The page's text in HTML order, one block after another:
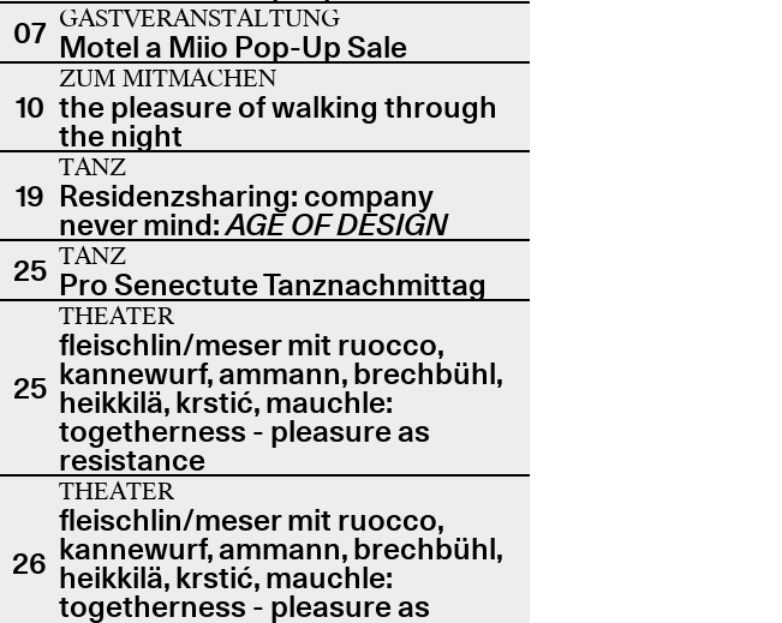
07 GASTVERANSTALTUNG
Motel a Miio Pop-Up Sale
10
ZUM MITMACHEN
the pleasure of walking through
the night
19
TANZ
Residenzsharing: company
never mind:AGE OF DESIGN
25 TANZ
Pro Senectute Tanznachmittag
25
THEATER
fleischlin/meser mit ruocco,
kannewurf, ammann, brechbühl,
heikkilä, krstić, mauchle:
togetherness - pleasure as
resistance
26
THEATER
fleischlin/meser mit ruocco,
kannewurf, ammann, brechbühl,
heikkilä, krstić, mauchle:
togetherness - pleasure as